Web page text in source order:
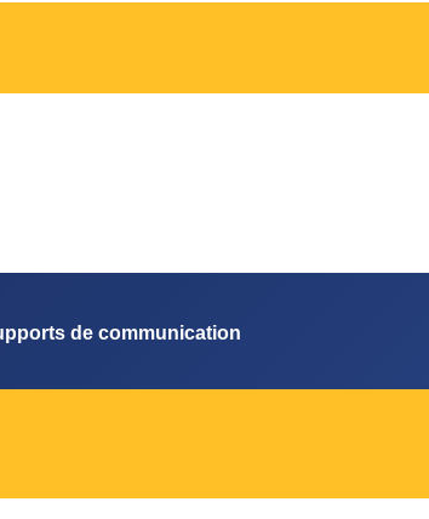
de communication